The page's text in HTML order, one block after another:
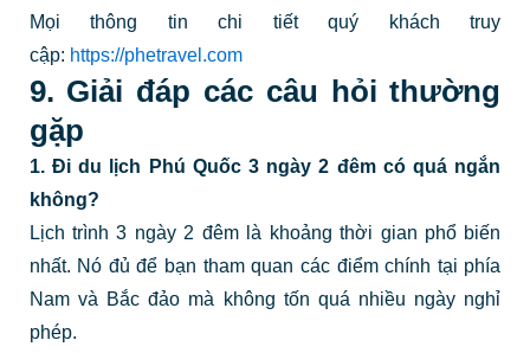
Mọi thông tin chi tiết quý khách truy
cập: https://phetravel.com
9. Giải đáp các câu hỏi thường
gặp
1. Đi du lịch Phú Quốc 3 ngày 2 đêm có quá ngắn
không?
Lịch trình 3 ngày 2 đêm là khoảng thời gian phổ biến
nhất. Nó đủ để bạn tham quan các điểm chính tại phía
Nam và Bắc đảo mà không tốn quá nhiều ngày nghỉ
phép.